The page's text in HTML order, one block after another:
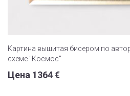
Картина вышитая бисером по
схеме "Космос"
Цена 1364 €